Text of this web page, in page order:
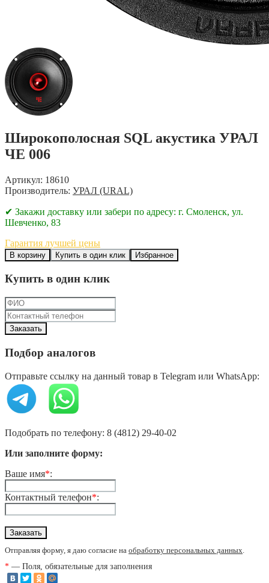
Широкополосная SQL акустика УРАЛ
ЧЕ 006
Артикул: 18610
Производитель: УРАЛ (URAL)
✔ Закажи доставку или забери по адресу: г. Смоленск, ул.
Шевченко, 83
Гарантия лучшей цены
В корзину Купить в один клик Избранное
Купить в один клик
Подбор аналогов
Отправьте ссылку на данный товар в Telegram или WhatsApp:
Подобрать по телефону: 8 (4812) 29-40-02
Или заполните форму:
Ваше имя*:
Контактный телефон*:
Отправляя форму, я даю согласие на обработку персональных данных.
* — Поля, обязательные для заполнения